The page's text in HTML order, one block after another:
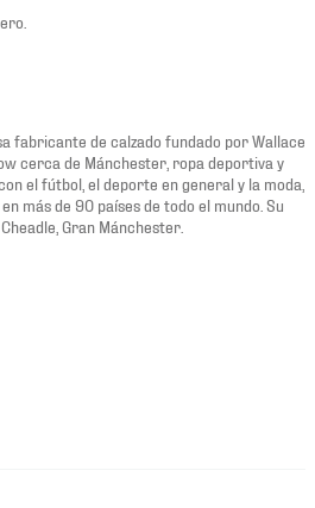
fabricante de calzado fundado por Wallace
cerca de Mánchester, ropa deportiva y
el fútbol, el deporte en general y la moda,
más de 90 países de todo el mundo. Su
Gran Mánchester.